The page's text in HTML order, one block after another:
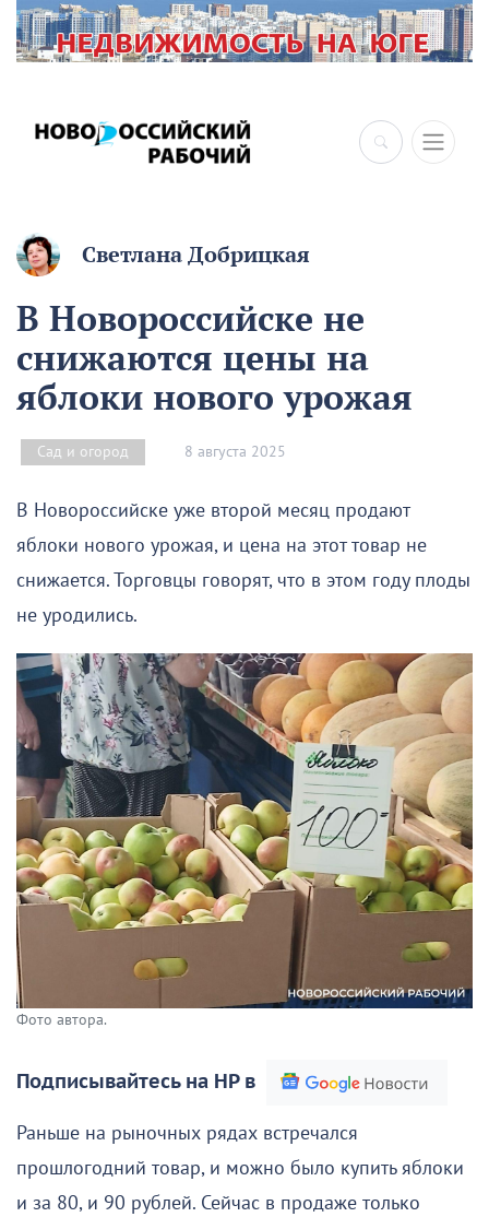
×
Светлана Добрицкая
В Новороссийске не
снижаются цены на
яблоки нового урожая
Сад и огород 8 августа 2025
В Новороссийске уже второй месяц продают
яблоки нового урожая, и цена на этот товар не
снижается. Торговцы говорят, что в этом году плоды
не уродились.
Фото автора.
Подписывайтесь на НР в
Раньше на рыночных рядах встречался
прошлогодний товар, и можно было купить яблоки
и за 80, и 90 рублей. Сейчас в продаже только